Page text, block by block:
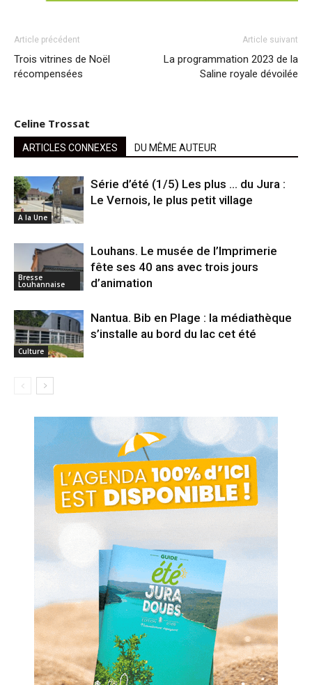
Article précédent
Trois vitrines de Noël
récompensées
Article suivant
La programmation 2023 de la
Saline royale dévoilée
Celine Trossat
ARTICLES CONNEXES DU MÊME AUTEUR
A la Une
Série d’été (1/5) Les plus … du Jura :
Le Vernois, le plus petit village
Bresse
Louhannaise
Louhans. Le musée de l’Imprimerie
fête ses 40 ans avec trois jours
d’animation
Culture
Nantua. Bib en Plage : la médiathèque
s’installe au bord du lac cet été